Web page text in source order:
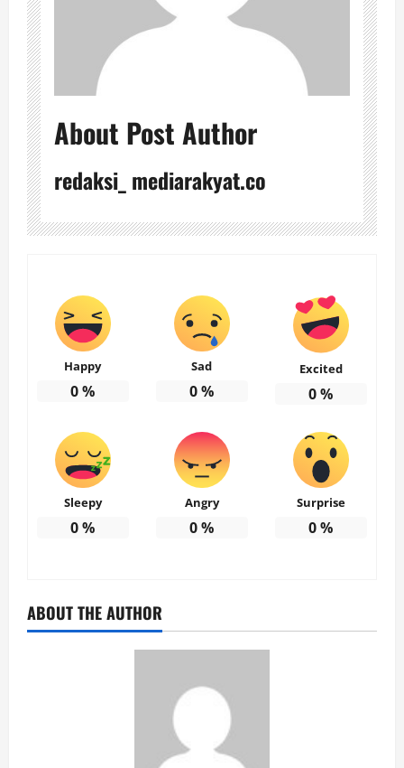
About Post Author
redaksi_ mediarakyat.co
Happy
0%
Sad
0%
Excited
0%
Sleepy
0%
Angry
0%
Surprise
0%
ABOUT THE AUTHOR